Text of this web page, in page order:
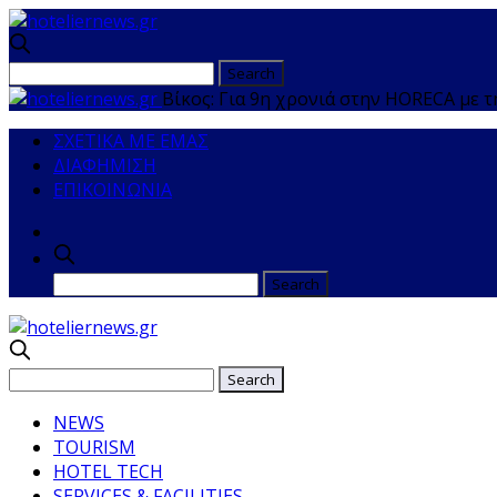
Βίκος: Για 9η χρονιά στην HORECA με
ΣΧΕΤΙΚΑ ΜΕ ΕΜΑΣ
ΔΙΑΦΗΜΙΣΗ
ΕΠΙΚΟΙΝΩΝΙΑ
NEWS
TOURISM
HOTEL TECH